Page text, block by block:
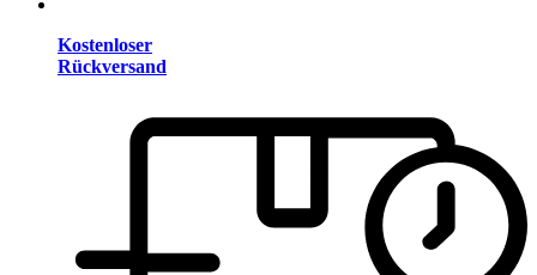
Kostenloser
Rückversand